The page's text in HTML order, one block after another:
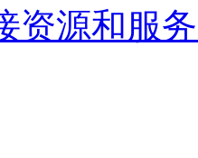
资源和服